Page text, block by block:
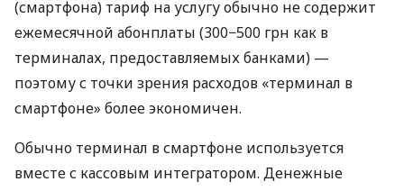
(смартфона) тариф на услугу обычно не содержит
ежемесячной абонплаты (300−500 грн как в
терминалах, предоставляемых банками) —
поэтому с точки зрения расходов «терминал в
смартфоне» более экономичен.
Обычно терминал в смартфоне используется
вместе с кассовым интегратором. Денежные